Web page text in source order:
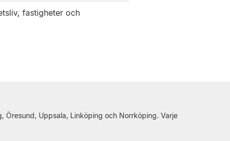
fastigheter och
Uppsala, Linköping och Norrköping. Varje